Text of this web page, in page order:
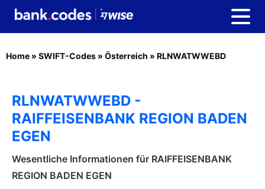
Home » SWIFT-Codes » Österreich » RLNWATWWEBD
RLNWATWWEBD -
RAIFFEISENBANK REGION BADEN
EGEN
Wesentliche Informationen für RAIFFEISENBANK
REGION BADEN EGEN